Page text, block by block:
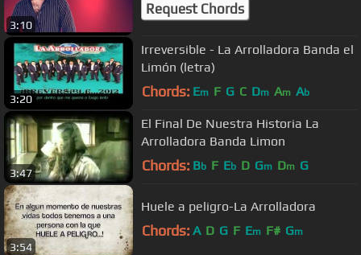
3:10
Request Chords
3:20
Irreversible - La Arrolladora Banda el
Limón (letra)
Chords: Em F G C Dm Am Ab
3:47
El Final De Nuestra Historia La
Arrolladora Banda Limon
Chords: Bb F Eb D Gm Dm G
3:54
Huele a peligro-La Arrolladora
Chords: A D G F Em F# Gm